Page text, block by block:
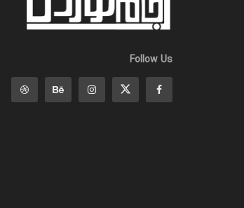
Follow Us